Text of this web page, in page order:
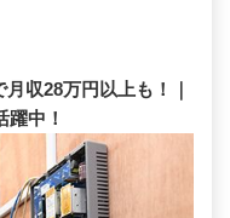
収28万円以上も！｜
躍中！